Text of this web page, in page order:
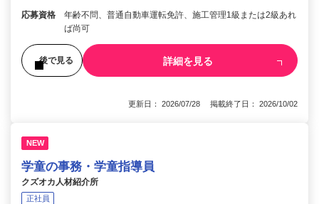
応募資格
年齢不問、普通自動車運転免許、施工管理1級または2級あれ
ば尚可
後で見る 詳細を見る
更新日： 2026/07/28 掲載終了日： 2026/10/02
NEW
学童の事務・学童指導員
クズオカ人材紹介所
正社員